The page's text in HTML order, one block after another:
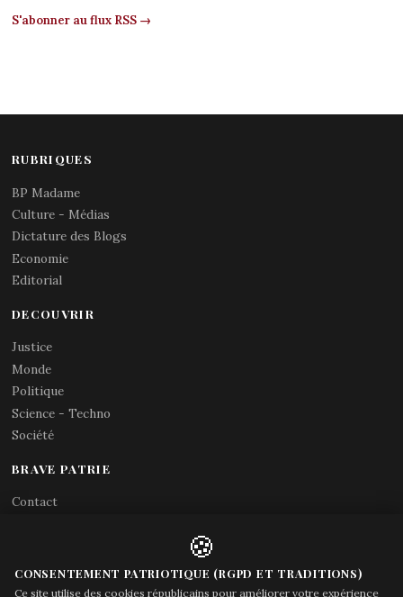
S'abonner au flux RSS →
RUBRIQUES
BP Madame
Culture - Médias
Dictature des Blogs
Economie
Editorial
DECOUVRIR
Justice
Monde
Politique
Science - Techno
Société
BRAVE PATRIE
Contact
Acces gouvernement
🍪
CONSENTEMENT PATRIOTIQUE (RGPD ET TRADITIONS)
Ce site utilise des cookies républicains pour améliorer votre expérience